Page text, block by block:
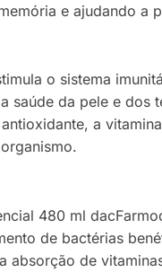
e ajudando a
o sistema
saúde da pele e
a
480 ml
de bactérias
absorção de